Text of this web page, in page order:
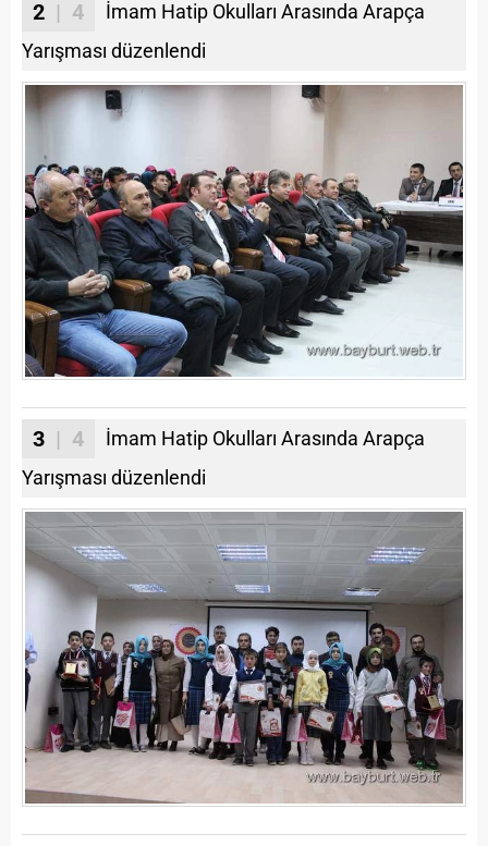
2 | 4
İmam Hatip Okulları Arasında Arapça
Yarışması düzenlendi
3 | 4
İmam Hatip Okulları Arasında Arapça
Yarışması düzenlendi